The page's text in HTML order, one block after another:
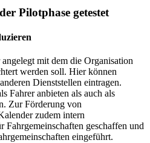
Pilotphase getestet
mit dem die Organisation
werden soll. Hier können
Dienststellen eintragen.
Fahrer anbieten als auch als
Zur Förderung von
zudem intern
Fahrgemeinschaften geschaffen und
eingeführt.